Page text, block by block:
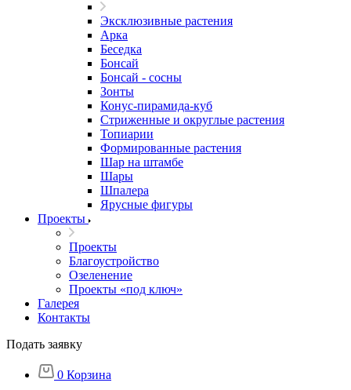
Эксклюзивные растения
Арка
Беседка
Бонсай
Бонсай - сосны
Зонты
Конус-пирамида-куб
Стриженные и округлые растения
Топиарии
Формированные растения
Шар на штамбе
Шары
Шпалера
Ярусные фигуры
Проекты
Проекты
Благоустройство
Озеленение
Проекты «под ключ»
Галерея
Контакты
Подать заявку
0 Корзина